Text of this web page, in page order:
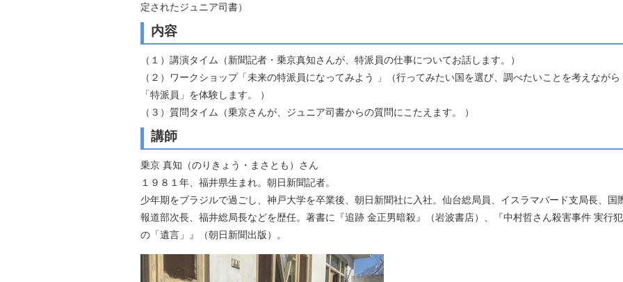
定されたジュニア司書）
内容
（１）講演タイム（新聞記者・乗京真知さんが、特派員の仕事についてお話します。）
（２）ワークショップ「未来の特派員になってみよう 」（行ってみたい国を選び、調べたいことを考えながら
「特派員」を体験します。 ）
（３）質問タイム（乗京さんが、ジュニア司書からの質問にこたえます。 ）
講師
乗京 真知（のりきょう・まさとも）さん
１９８１年、福井県生まれ。朝日新聞記者。
少年期をブラジルで過ごし、神戸大学を卒業後、朝日新聞社に入社。仙台総局員、イスラマバード支局長、国
報道部次長、福井総局長などを歴任。著書に『追跡 金正男暗殺』（岩波書店）、『中村哲さん殺害事件 実行犯
の「遺言」』（朝日新聞出版）。